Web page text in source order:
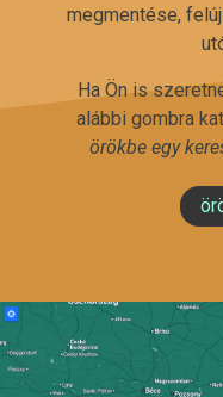
megmentése,
Ha Ön is
alábbi gombra
örökbe egy